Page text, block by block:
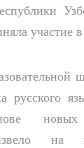
участие
русского
новых
на